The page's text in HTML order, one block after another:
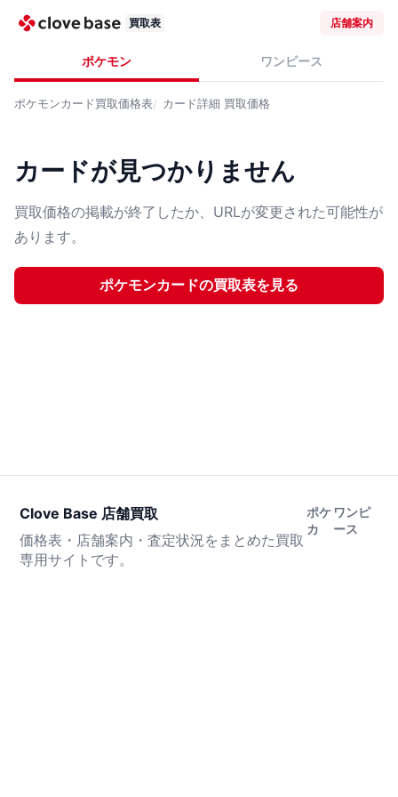
買取表 店舗案内
ポケモン ワンピース
ポケモンカード買取価格表 カード詳細 買取価格
カードが見つかりません
買取価格の掲載が終了したか、URLが変更された可能性が
あります。
ポケモンカードの買取表を見る
Clove Base 店舗買取
価格表・店舗案内・査定状況をまとめた買取
専用サイトです。
ポケ
カ
ワンピ
ース